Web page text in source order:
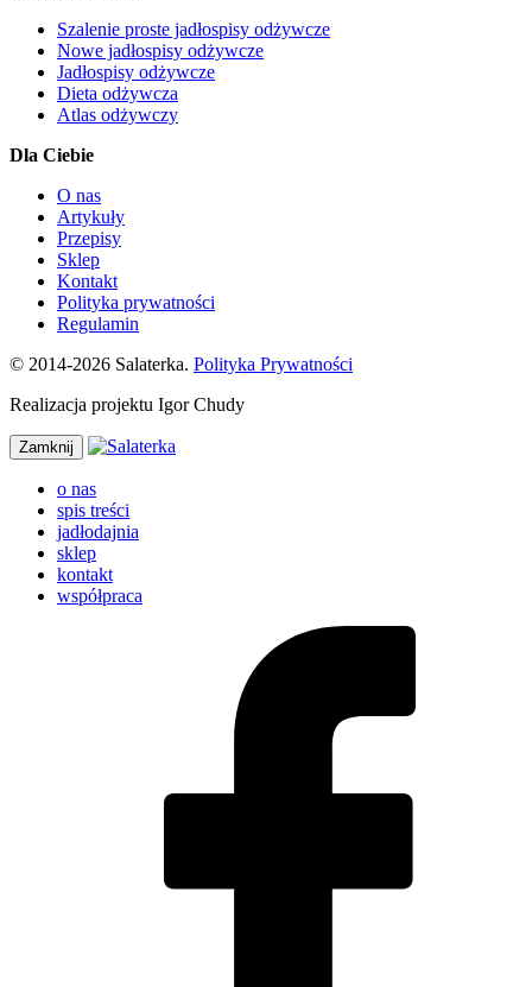
Szalenie proste jadłospisy odżywcze
Nowe jadłospisy odżywcze
Jadłospisy odżywcze
Dieta odżywcza
Atlas odżywczy
Dla Ciebie
O nas
Artykuły
Przepisy
Sklep
Kontakt
Polityka prywatności
Regulamin
© 2014-2026 Salaterka. Polityka Prywatności
Realizacja projektu Igor Chudy
Zamknij
o nas
spis treści
jadłodajnia
sklep
kontakt
współpraca